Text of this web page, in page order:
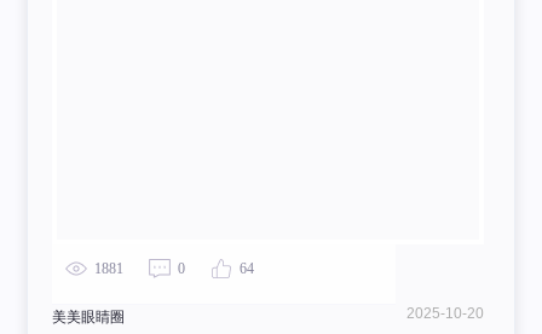
1881 0 64
美美眼睛圈 2025-10-20